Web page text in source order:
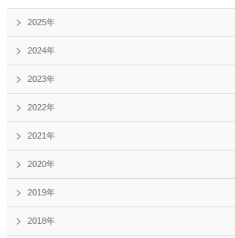
2025年
2024年
2023年
2022年
2021年
2020年
2019年
2018年